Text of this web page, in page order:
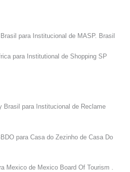
para Institucional de MASP. Brasil
para Institutional de Shopping SP
Brasil para Institucional de Reclame
para Casa do Zezinho de Casa Do
Mexico de Mexico Board Of Tourism .